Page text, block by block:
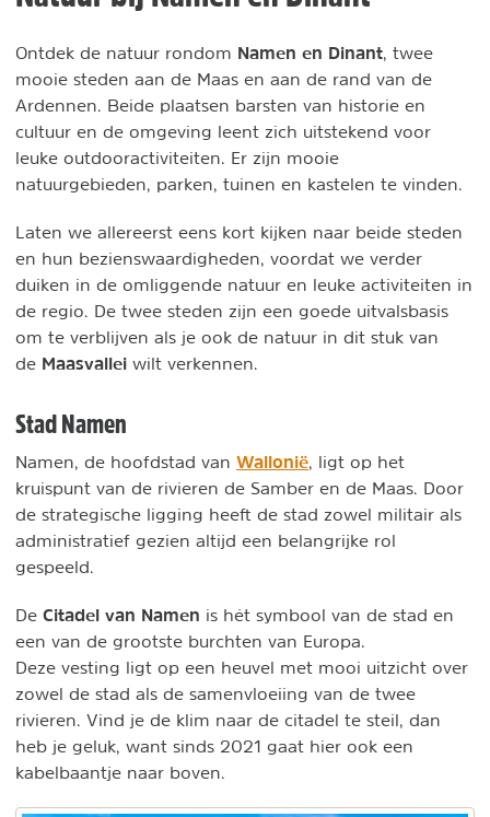
Ontdek de natuur rondom Namen en Dinant , twee
mooie steden aan de Maas en aan de rand van de
Ardennen. Beide plaatsen barsten van historie en
cultuur en de omgeving leent zich uitstekend voor
leuke outdooractiviteiten. Er zijn mooie
natuurgebieden, parken, tuinen en kastelen te vinden.
Laten we allereerst eens kort kijken naar beide steden
en hun bezienswaardigheden, voordat we verder
duiken in de omliggende natuur en leuke activiteiten in
de regio. De twee steden zijn een goede uitvalsbasis
om te verblijven als je ook de natuur in dit stuk van
de Maasvallei wilt verkennen.
Stad Namen
Namen, de hoofdstad van Wallonië , ligt op het
kruispunt van de rivieren de Samber en de Maas. Door
de strategische ligging heeft de stad zowel militair als
administratief gezien altijd een belangrijke rol
gespeeld.
De Citadel van Namen is hét symbool van de stad en
een van de grootste burchten van Europa.
Deze vesting ligt op een heuvel met mooi uitzicht over
zowel de stad als de samenvloeiing van de twee
rivieren. Vind je de klim naar de citadel te steil, dan
heb je geluk, want sinds 2021 gaat hier ook een
kabelbaantje naar boven.